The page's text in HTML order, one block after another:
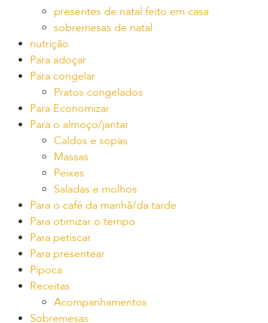
presentes de natal feito em casa
sobremesas de natal
nutrição
Para adoçar
Para congelar
Pratos congelados
Para Economizar
Para o almoço/jantar
Caldos e sopas
Massas
Peixes
Saladas e molhos
Para o café da manhã/da tarde
Para otimizar o tempo
Para petiscar
Para presentear
Pipoca
Receitas
Acompanhamentos
Sobremesas